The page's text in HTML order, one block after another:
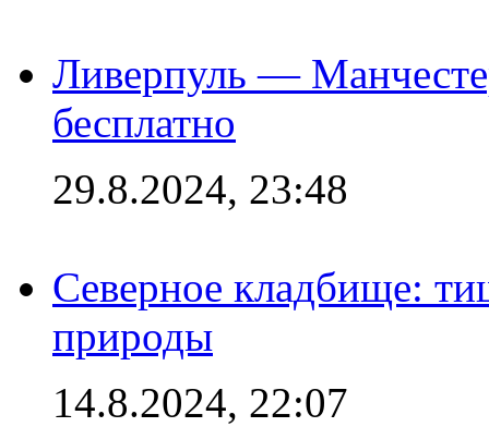
Ливерпуль —
бесплатно
29.8.2024, 23:48
Северное кладбище:
природы
14.8.2024, 22:07